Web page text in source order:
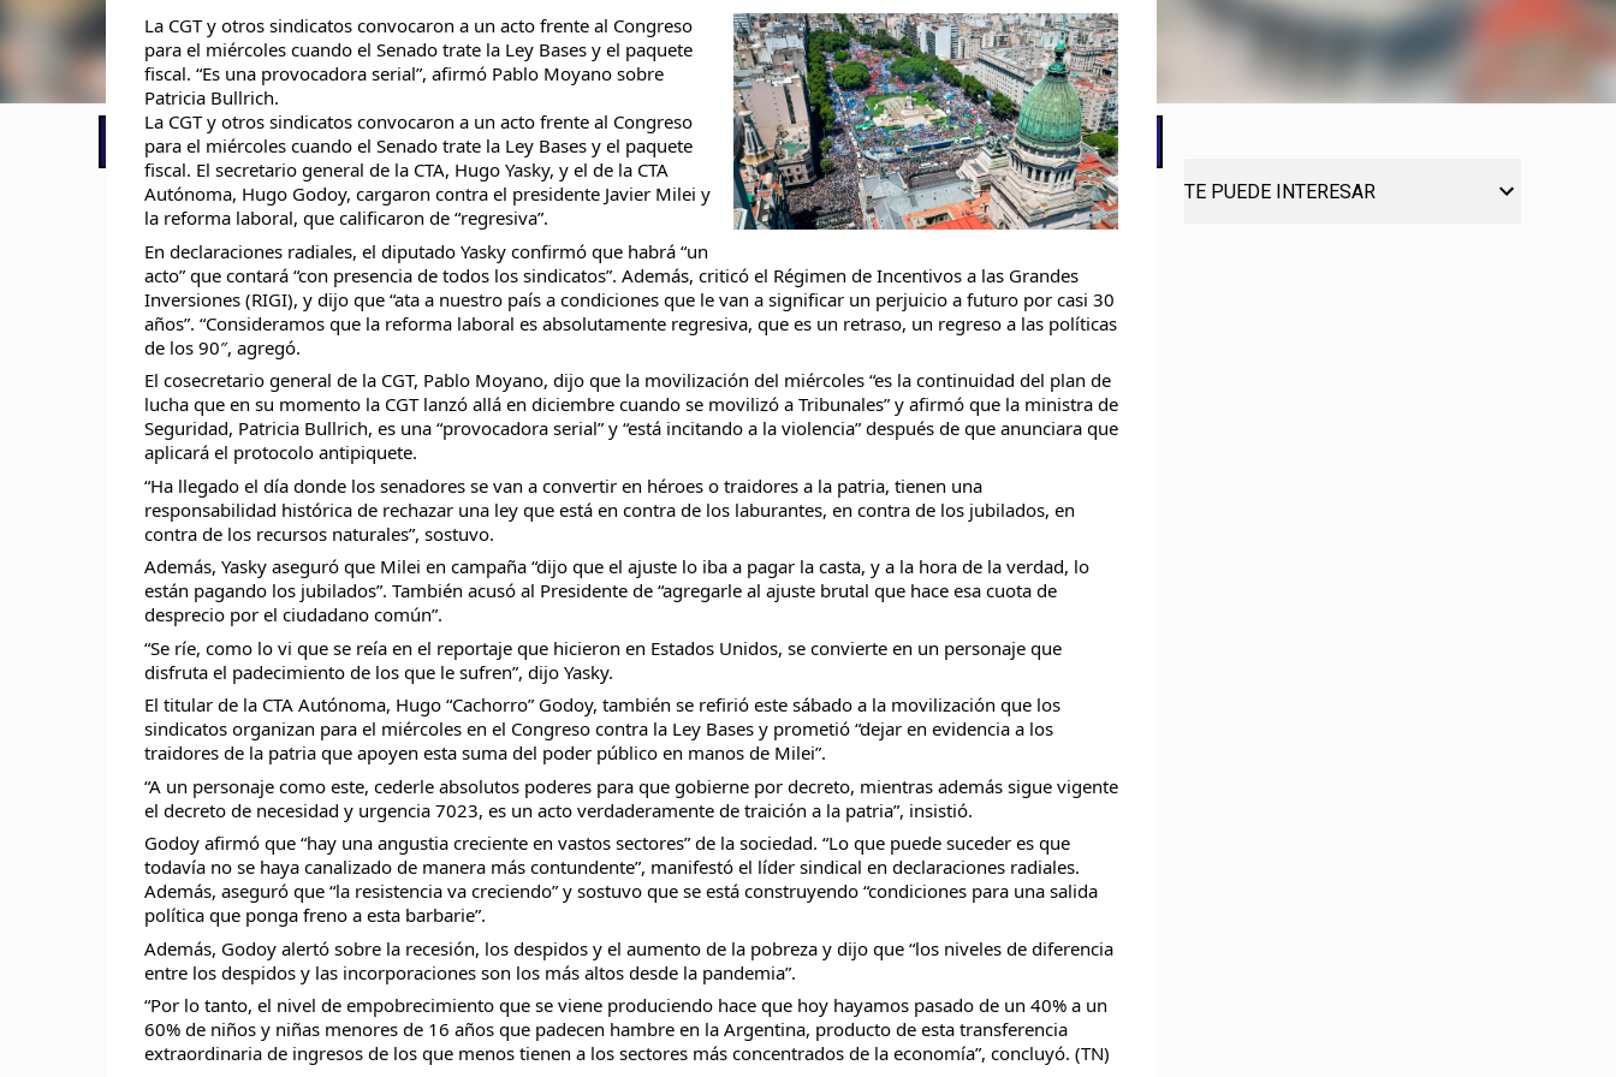
📢 LO ÚLTIMO
La CGT y otros sindicatos convocaron a un acto frente al Congreso
para el miércoles cuando el Senado trate la Ley Bases y el paquete
fiscal. “Es una provocadora serial”, afirmó Pablo Moyano sobre
Patricia Bullrich.
La CGT y otros sindicatos convocaron a un acto frente al Congreso
para el miércoles cuando el Senado trate la Ley Bases y el paquete
fiscal. El secretario general de la CTA, Hugo Yasky, y el de la CTA
Autónoma, Hugo Godoy, cargaron contra el presidente Javier Milei y
la reforma laboral, que calificaron de “regresiva”.
En declaraciones radiales, el diputado Yasky confirmó que habrá “un
acto” que contará “con presencia de todos los sindicatos”. Además, criticó el Régimen de Incentivos a las Grandes
Inversiones (RIGI), y dijo que “ata a nuestro país a condiciones que le van a significar un perjuicio a futuro por casi 30
años”. “Consideramos que la reforma laboral es absolutamente regresiva, que es un retraso, un regreso a las políticas
de los 90″, agregó.
El cosecretario general de la CGT, Pablo Moyano, dijo que la movilización del miércoles “es la continuidad del plan de
lucha que en su momento la CGT lanzó allá en diciembre cuando se movilizó a Tribunales” y afirmó que la ministra de
Seguridad, Patricia Bullrich, es una “provocadora serial” y “está incitando a la violencia” después de que anunciara que
aplicará el protocolo antipiquete.
“Ha llegado el día donde los senadores se van a convertir en héroes o traidores a la patria, tienen una
responsabilidad histórica de rechazar una ley que está en contra de los laburantes, en contra de los jubilados, en
contra de los recursos naturales”, sostuvo.
Además, Yasky aseguró que Milei en campaña “dijo que el ajuste lo iba a pagar la casta, y a la hora de la verdad, lo
están pagando los jubilados”. También acusó al Presidente de “agregarle al ajuste brutal que hace esa cuota de
desprecio por el ciudadano común”.
“Se ríe, como lo vi que se reía en el reportaje que hicieron en Estados Unidos, se convierte en un personaje que
disfruta el padecimiento de los que le sufren”, dijo Yasky.
El titular de la CTA Autónoma, Hugo “Cachorro” Godoy, también se refirió este sábado a la movilización que los
sindicatos organizan para el miércoles en el Congreso contra la Ley Bases y prometió “dejar en evidencia a los
traidores de la patria que apoyen esta suma del poder público en manos de Milei”.
“A un personaje como este, cederle absolutos poderes para que gobierne por decreto, mientras además sigue vigente
el decreto de necesidad y urgencia 7023, es un acto verdaderamente de traición a la patria”, insistió.
Godoy afirmó que “hay una angustia creciente en vastos sectores” de la sociedad. “Lo que puede suceder es que
todavía no se haya canalizado de manera más contundente”, manifestó el líder sindical en declaraciones radiales.
Además, aseguró que “la resistencia va creciendo” y sostuvo que se está construyendo “condiciones para una salida
política que ponga freno a esta barbarie”.
Además, Godoy alertó sobre la recesión, los despidos y el aumento de la pobreza y dijo que “los niveles de diferencia
entre los despidos y las incorporaciones son los más altos desde la pandemia”.
“Por lo tanto, el nivel de empobrecimiento que se viene produciendo hace que hoy hayamos pasado de un 40% a un
60% de niños y niñas menores de 16 años que padecen hambre en la Argentina, producto de esta transferencia
extraordinaria de ingresos de los que menos tienen a los sectores más concentrados de la economía”, concluyó. (TN)
TE PUEDE INTERESAR